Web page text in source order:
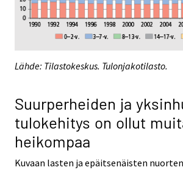
Lähde: Tilastokeskus. Tulonjakotilasto.
Suurperheiden ja
tulokehitys on ollut
heikompaa
Kuvaan lasten ja epäitsenäisten